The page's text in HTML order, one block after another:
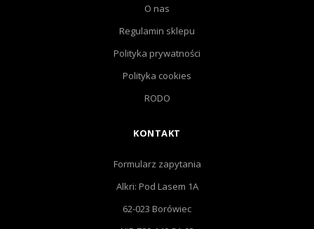
O nas
Regulamin sklepu
Polityka prywatności
Polityka cookies
RODO
KONTAKT
Formularz zapytania
Alkri: Pod Lasem 1A
62-023 Borówiec